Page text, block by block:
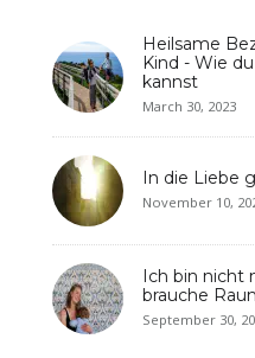
Heilsame
Kind - Wie
kannst
March 30, 2023
In die Liebe
November 10,
Ich bin nicht
brauche
September 30,